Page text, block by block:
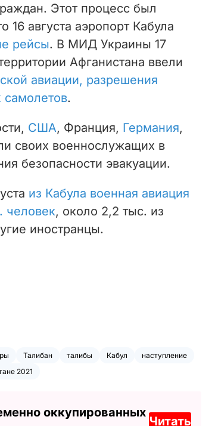
Этот процесс был
16 августа аэропорт Кабула
рейсы. В МИД Украины 17
Афганистана ввели
авиации, разрешения
.
США, Франция, Германия,
своих военнослужащих в
безопасности эвакуации.
из Кабула военная авиация
человек, около 2,2 тыс. из
иностранцы.
Талибан талибы Кабул
наступление
2021
оккупированных
Читать